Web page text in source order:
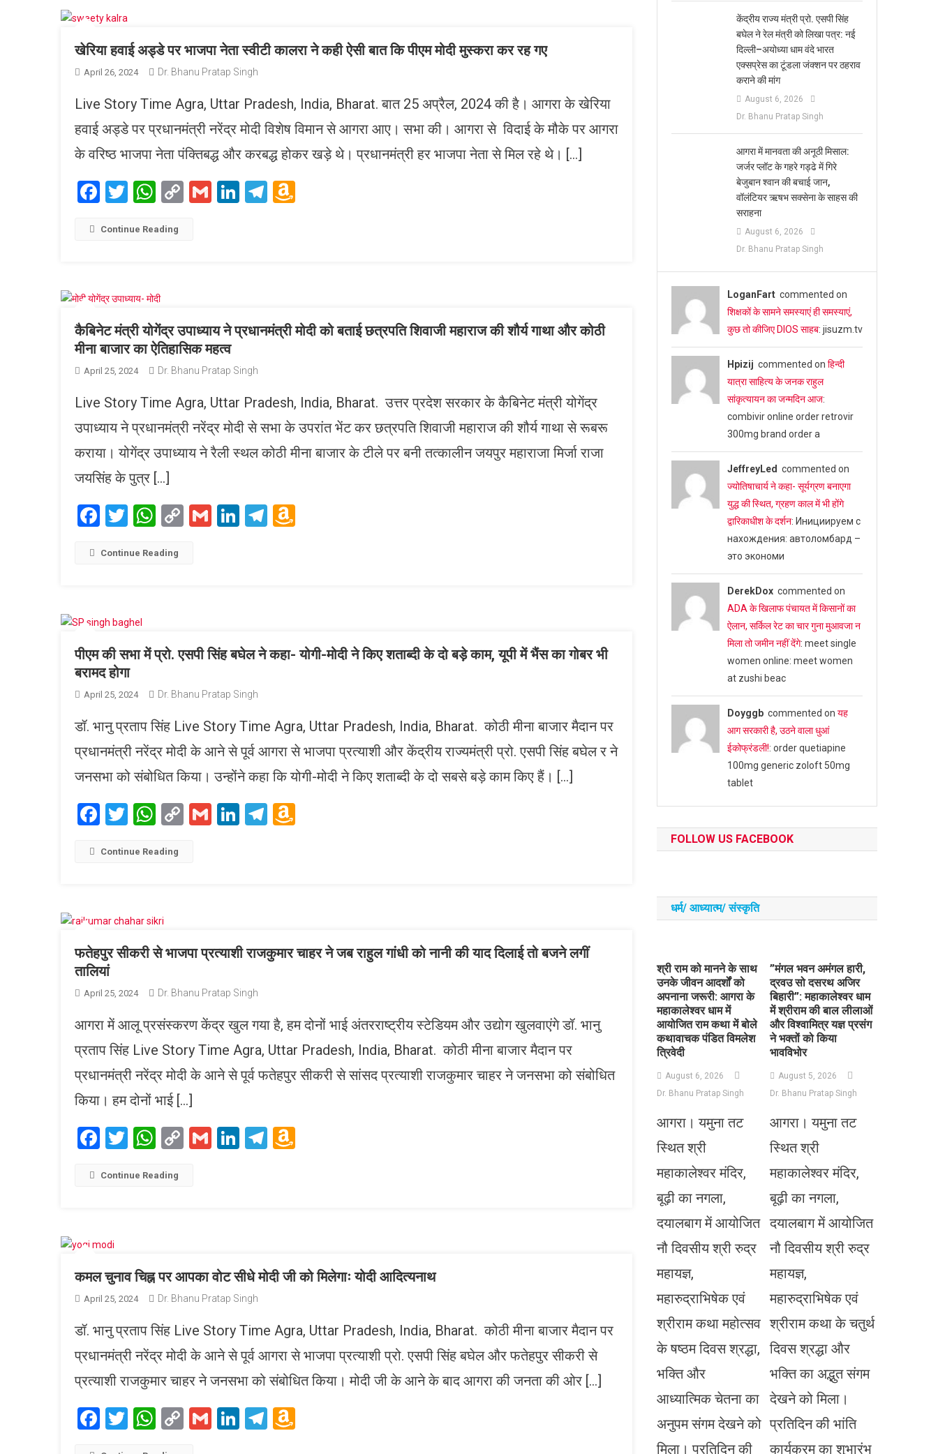
खेरिया हवाई अड्डे पर भाजपा नेता स्वीटी कालरा ने कही ऐसी बात कि पीएम मोदी मुस्करा कर रह गए
April 26, 2024 Dr. Bhanu Pratap Singh
Live Story Time Agra, Uttar Pradesh, India, Bharat. बात 25 अप्रैल, 2024 की है। आगरा के खेरिया
हवाई अड्डे पर प्रधानमंत्री नरेंद्र मोदी विशेष विमान से आगरा आए। सभा की। आगरा से विदाई के मौके पर आगरा
के वरिष्ठ भाजपा नेता पंक्तिबद्ध और करबद्ध होकर खड़े थे। प्रधानमंत्री हर भाजपा नेता से मिल रहे थे। […]
Facebook
TwitterWhatsApp
CopyGmailLinkedIn
Telegram
Continue Reading
कैबिनेट मंत्री योगेंद्र उपाध्याय ने प्रधानमंत्री मोदी को बताई छत्रपति शिवाजी महाराज की शौर्य गाथा और कोठी
मीना बाजार का ऐतिहासिक महत्व
April 25, 2024 Dr. Bhanu Pratap Singh
Live Story Time Agra, Uttar Pradesh, India, Bharat. उत्तर प्रदेश सरकार के कैबिनेट मंत्री योगेंद्र
उपाध्याय ने प्रधानमंत्री नरेंद्र मोदी से सभा के उपरांत भेंट कर छत्रपति शिवाजी महाराज की शौर्य गाथा से रूबरू
कराया। योगेंद्र उपाध्याय ने रैली स्थल कोठी मीना बाजार के टीले पर बनी तत्कालीन जयपुर महाराजा मिर्जा राजा
जयसिंह के पुत्र […]
Facebook
Twitter
WhatsApp
CopyGmailLinkedIn
Telegram
Continue Reading
पीएम की सभा में प्रो. एसपी सिंह बघेल ने कहा- योगी-मोदी ने किए शताब्दी के दो बड़े काम, यूपी में भैंस का गोबर भी
बरामद होगा
April 25, 2024 Dr. Bhanu Pratap Singh
डॉ. भानु प्रताप सिंह Live Story Time Agra, Uttar Pradesh, India, Bharat. कोठी मीना बाजार मैदान पर
प्रधानमंत्री नरेंद्र मोदी के आने से पूर्व आगरा से भाजपा प्रत्याशी और केंद्रीय राज्यमंत्री प्रो. एसपी सिंह बघेल र ने
जनसभा को संबोधित किया। उन्होंने कहा कि योगी-मोदी ने किए शताब्दी के दो सबसे बड़े काम किए हैं। […]
Facebook
Twitter
WhatsApp
CopyGmailLinkedIn
Telegram
Continue Reading
फतेहपुर सीकरी से भाजपा प्रत्याशी राजकुमार चाहर ने जब राहुल गांधी को नानी की याद दिलाई तो बजने लगीं
तालियां
April 25, 2024 Dr. Bhanu Pratap Singh
आगरा में आलू प्रसंस्करण केंद्र खुल गया है, हम दोनों भाई अंतरराष्ट्रीय स्टेडियम और उद्योग खुलवाएंगे डॉ. भानु
प्रताप सिंह Live Story Time Agra, Uttar Pradesh, India, Bharat. कोठी मीना बाजार मैदान पर
प्रधानमंत्री नरेंद्र मोदी के आने से पूर्व फतेहपुर सीकरी से सांसद प्रत्याशी राजकुमार चाहर ने जनसभा को संबोधित
किया। हम दोनों भाई […]
Facebook
Twitter
WhatsApp
CopyGmailLinkedIn
Telegram
Continue Reading
कमल चुनाव चिह्न पर आपका वोट सीधे मोदी जी को मिलेगाः योदी आदित्यनाथ
April 25, 2024 Dr. Bhanu Pratap Singh
डॉ. भानु प्रताप सिंह Live Story Time Agra, Uttar Pradesh, India, Bharat. कोठी मीना बाजार मैदान पर
प्रधानमंत्री नरेंद्र मोदी के आने से पूर्व आगरा से भाजपा प्रत्याशी प्रो. एसपी सिंह बघेल और फतेहपुर सीकरी से
प्रत्याशी राजकुमार चाहर ने जनसभा को संबोधित किया। मोदी जी के आने के बाद आगरा की जनता की ओर […]
Facebook
Twitter
WhatsApp
CopyGmailLinkedIn
Telegram
केंद्रीय राज्य मंत्री प्रो. एसपी सिंह
बघेल ने रेल मंत्री को लिखा पत्र: नई
दिल्ली–अयोध्या धाम वंदे भारत
एक्सप्रेस का टूंडला जंक्शन पर ठहराव
कराने की मांग
August 6, 2026
Dr. Bhanu Pratap Singh
आगरा में मानवता की अनूठी मिसाल:
जर्जर प्लॉट के गहरे गड्ढे में गिरे
बेजुबान श्वान की बचाई जान,
वॉलंटियर ऋषभ सक्सेना के साहस की
सराहना
August 6, 2026
Dr. Bhanu Pratap Singh
LoganFartcommented on
शिक्षकों के सामने समस्याएं ही समस्याएं,
कुछ तो कीजिए DIOS साहब: jisuzm.tv
Hpizij commented on हिन्दी
यात्रा साहित्य के जनक राहुल
सांकृत्यायन का जन्‍मदिन आज:
combivir online order retrovir
300mg brand order a
JeffreyLed commented on
ज्योतिषाचार्य ने कहा- सूर्यग्रण बनाएगा
युद्ध की स्थित, ग्रहण काल में भी होंगे
द्वारिकाधीश के दर्शन: Инициируем с
нахождения: автоломбард –
это экономи
DerekDoxcommented on
ADA के खिलाफ पंचायत में किसानों का
ऐलान, सर्किल रेट का चार गुना मुआवजा न
मिला तो जमीन नहीं देंगे: meet single
women online: meet women
at zushi beac
Doyggbcommented on यह
आग सरकारी है, उठने वाला धुआं
ईकोफ्रंडली!: order quetiapine
100mg generic zoloft 50mg
tablet
FOLLOW US FACEBOOK
धर्म/ आध्‍यात्‍म/ संस्‍कृति
​श्री राम को मानने के साथ
उनके जीवन आदर्शों को
अपनाना जरूरी: आगरा के
महाकालेश्वर धाम में
आयोजित राम कथा में बोले
कथावाचक पंडित विमलेश
त्रिवेदी
August 6, 2026
Dr. Bhanu Pratap Singh
आगरा। यमुना तट
स्थित श्री
महाकालेश्वर मंदिर,
बूढ़ी का नगला,
दयालबाग में आयोजित
नौ दिवसीय श्री रुद्र
महायज्ञ,
महारुद्राभिषेक एवं
श्रीराम कथा महोत्सव
के षष्ठम दिवस श्रद्धा,
भक्ति और
आध्यात्मिक चेतना का
अनुपम संगम देखने को
मिला। प्रतिदिन की
​”मंगल भवन अमंगल हारी,
द्रवउ सो दसरथ अजिर
बिहारी”: महाकालेश्वर धाम
में श्रीराम की बाल लीलाओं
और विश्वामित्र यज्ञ प्रसंग
ने भक्तों को किया
भावविभोर
August 5, 2026
Dr. Bhanu Pratap Singh
आगरा। यमुना तट
स्थित श्री
महाकालेश्वर मंदिर,
बूढ़ी का नगला,
दयालबाग में आयोजित
नौ दिवसीय श्री रुद्र
महायज्ञ,
महारुद्राभिषेक एवं
श्रीराम कथा के चतुर्थ
दिवस श्रद्धा और
भक्ति का अद्भुत संगम
देखने को मिला।
प्रतिदिन की भांति
कार्यक्रम का शुभारंभ